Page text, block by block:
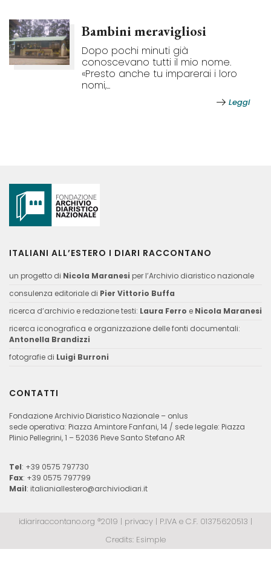
Bambini meravigliosi
Dopo pochi minuti già
conoscevano tutti il mio nome.
«Presto anche tu imparerai i loro
nomi,...
Leggi
ITALIANI ALL’ESTERO I DIARI RACCONTANO
un progetto di Nicola Maranesi per l’Archivio diaristico nazionale
consulenza editoriale di Pier Vittorio Buffa
ricerca d’archivio e redazione testi: Laura Ferro e Nicola Maranesi
ricerca iconografica e organizzazione delle fonti documentali:
Antonella Brandizzi
fotografie di Luigi Burroni
CONTATTI
Fondazione Archivio Diaristico Nazionale – onlus
sede operativa: Piazza Amintore Fanfani, 14 / sede legale: Piazza
Plinio Pellegrini, 1 – 52036 Pieve Santo Stefano AR
Tel: +39 0575 797730
Fax: +39 0575 797799
Mail: italianiallestero@archiviodiari.it
idiariraccontano.org ®2019 | privacy | P.IVA e C.F. 01375620513 |
Credits: Esimple